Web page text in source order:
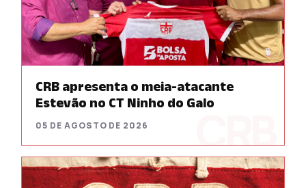
CRB apresenta o meia-atacante
Estevão no CT Ninho do Galo
05 DE AGOSTO DE 2026